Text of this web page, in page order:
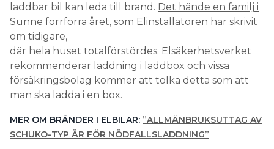
laddbar bil kan leda till brand. Det hände en familj i
Sunne förrförra året, som Elinstallatören har skrivit
om tidigare,
där hela huset totalförstördes. ­Elsäkerhetsverket
rekommenderar laddning i laddbox och vissa
försäkringsbolag kommer att tolka detta som att
man ska ladda i en box.
MER OM BRÄNDER I ELBILAR: ”ALLMÄNBRUKSUTTAG AV
SCHUKO-TYP ÄR FÖR NÖDFALLSLADDNING”